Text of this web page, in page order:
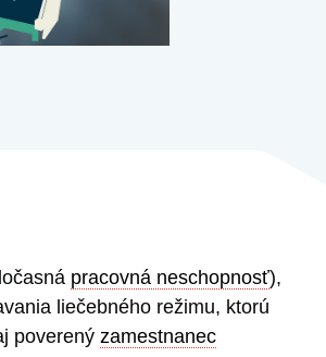
pracovná neschopnosť),
liečebného režimu, ktorú
poverený zamestnanec